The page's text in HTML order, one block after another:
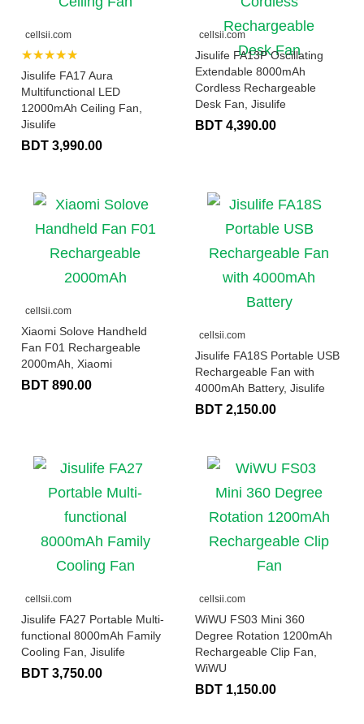
cellsii.com
★★★★★
Jisulife FA17 Aura
Multifunctional LED
12000mAh Ceiling Fan,
Jisulife
BDT 3,990.00
cellsii.com
Jisulife FA13P Oscillating
Extendable 8000mAh
Cordless Rechargeable
Desk Fan, Jisulife
BDT 4,390.00
cellsii.com
Xiaomi Solove Handheld
Fan F01 Rechargeable
2000mAh, Xiaomi
BDT 890.00
cellsii.com
Jisulife FA18S Portable USB
Rechargeable Fan with
4000mAh Battery, Jisulife
BDT 2,150.00
cellsii.com
Jisulife FA27 Portable Multi-
functional 8000mAh Family
Cooling Fan, Jisulife
BDT 3,750.00
cellsii.com
WiWU FS03 Mini 360
Degree Rotation 1200mAh
Rechargeable Clip Fan,
WiWU
BDT 1,150.00